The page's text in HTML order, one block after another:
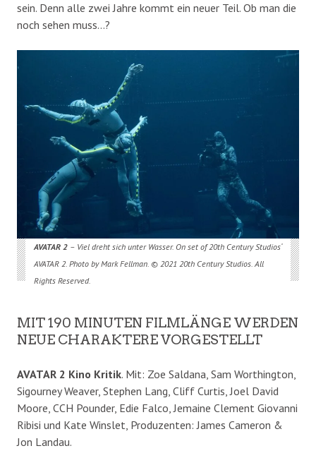
sein. Denn alle zwei Jahre kommt ein neuer Teil. Ob man die
noch sehen muss…?
AVATAR 2– Viel dreht sich unter Wasser. On set of 20th Century Studios‘
AVATAR 2. Photo by Mark Fellman. © 2021 20th Century Studios. All
Rights Reserved.
MIT 190 MINUTEN FILMLÄNGE WERDEN
NEUE CHARAKTERE VORGESTELLT
AVATAR 2 Kino Kritik. Mit: Zoe Saldana, Sam Worthington,
Sigourney Weaver, Stephen Lang, Cliff Curtis, Joel David
Moore, CCH Pounder, Edie Falco, Jemaine Clement Giovanni
Ribisi und Kate Winslet, Produzenten: James Cameron &
Jon Landau.